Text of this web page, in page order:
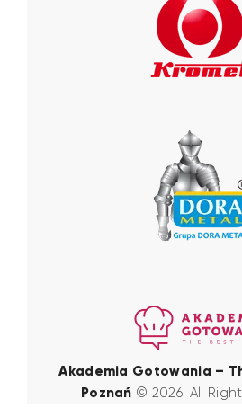
Akademia Gotowania –
Poznań © 2026. All